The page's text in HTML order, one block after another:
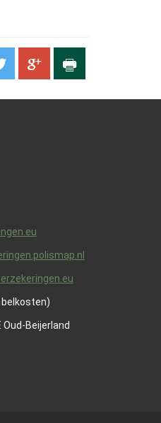
belkosten)
Oud-Beijerland